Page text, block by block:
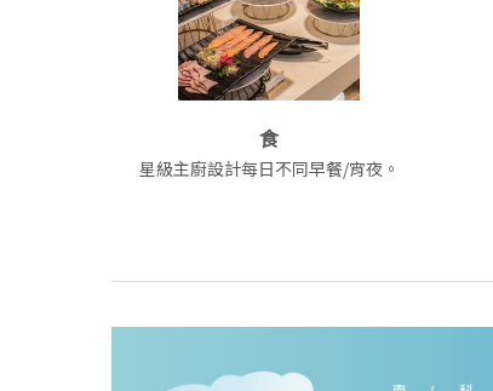
食
星級主廚設計每日不同早餐/宵夜。